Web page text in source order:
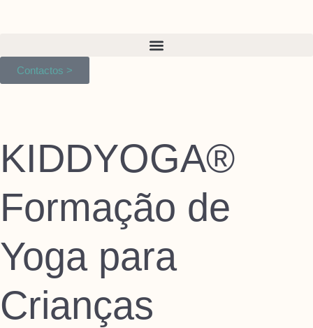
Contactos >
KIDDYOGA®
Formação de
Yoga para
Crianças